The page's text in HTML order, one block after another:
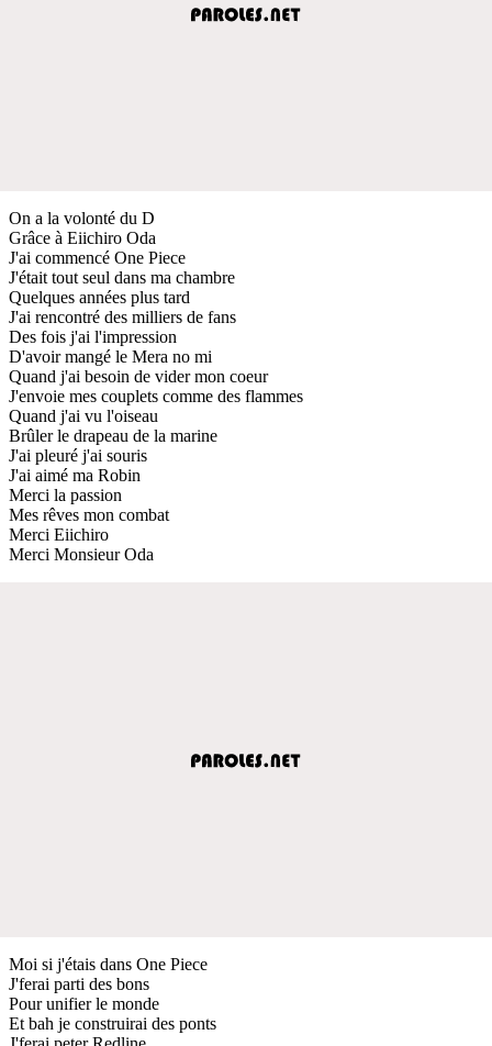
On a la volonté du D
Grâce à Eiichiro Oda
J'ai commencé One Piece
J'était tout seul dans ma chambre
Quelques années plus tard
J'ai rencontré des milliers de fans
Des fois j'ai l'impression
D'avoir mangé le Mera no mi
Quand j'ai besoin de vider mon coeur
J'envoie mes couplets comme des flammes
Quand j'ai vu l'oiseau
Brûler le drapeau de la marine
J'ai pleuré j'ai souris
J'ai aimé ma Robin
Merci la passion
Mes rêves mon combat
Merci Eiichiro
Merci Monsieur Oda
Moi si j'étais dans One Piece
J'ferai parti des bons
Pour unifier le monde
Et bah je construirai des ponts